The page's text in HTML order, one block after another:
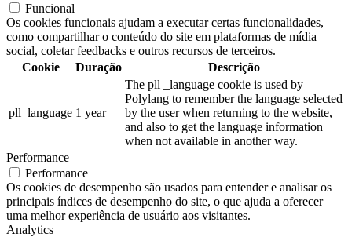
Funcional
Os cookies funcionais ajudam a executar certas funcionalidades,
como compartilhar o conteúdo do site em plataformas de mídia
social, coletar feedbacks e outros recursos de terceiros.
Cookie
Duração Descrição
pll_language 1 year
The pll _language cookie is used by
Polylang to remember the language selected
by the user when returning to the website,
and also to get the language information
when not available in another way.
Performance
Performance
Os cookies de desempenho são usados para entender e analisar os
principais índices de desempenho do site, o que ajuda a oferecer
uma melhor experiência de usuário aos visitantes.
Analytics